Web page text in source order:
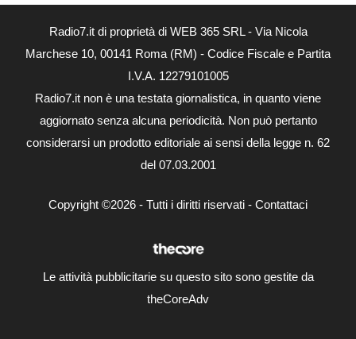
Radio7.it di proprietà di WEB 365 SRL - Via Nicola
Marchese 10, 00141 Roma (RM) - Codice Fiscale e Partita
I.V.A. 12279101005
Radio7.it non è una testata giornalistica, in quanto viene
aggiornato senza alcuna periodicità. Non può pertanto
considerarsi un prodotto editoriale ai sensi della legge n. 62
del 07.03.2001
Copyright ©2026 - Tutti i diritti riservati - Contattaci
Le attività pubblicitarie su questo sito sono gestite da
theCoreAdv